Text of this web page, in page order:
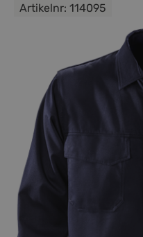
Artikelnr: 114095